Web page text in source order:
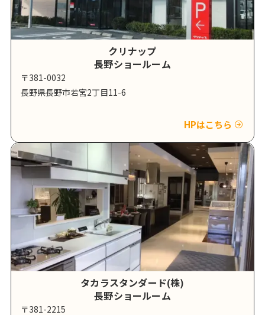
クリナップ
長野ショールーム
〒381-0032
長野県長野市若宮2丁目11-6
HPはこちら
タカラスタンダード(株)
長野ショールーム
〒381-2215